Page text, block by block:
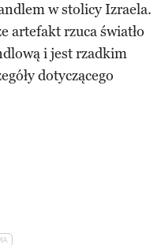
w stolicy Izraela.
artefakt rzuca światło
i jest rzadkim
dotyczącego